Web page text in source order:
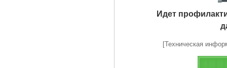
Идет
[Техническая